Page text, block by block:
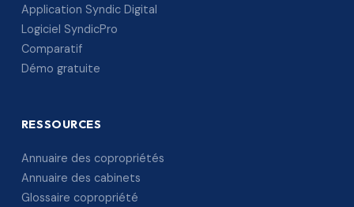
Application Syndic Digital
Logiciel SyndicPro
Comparatif
Démo gratuite
RESSOURCES
Annuaire des copropriétés
Annuaire des cabinets
Glossaire copropriété